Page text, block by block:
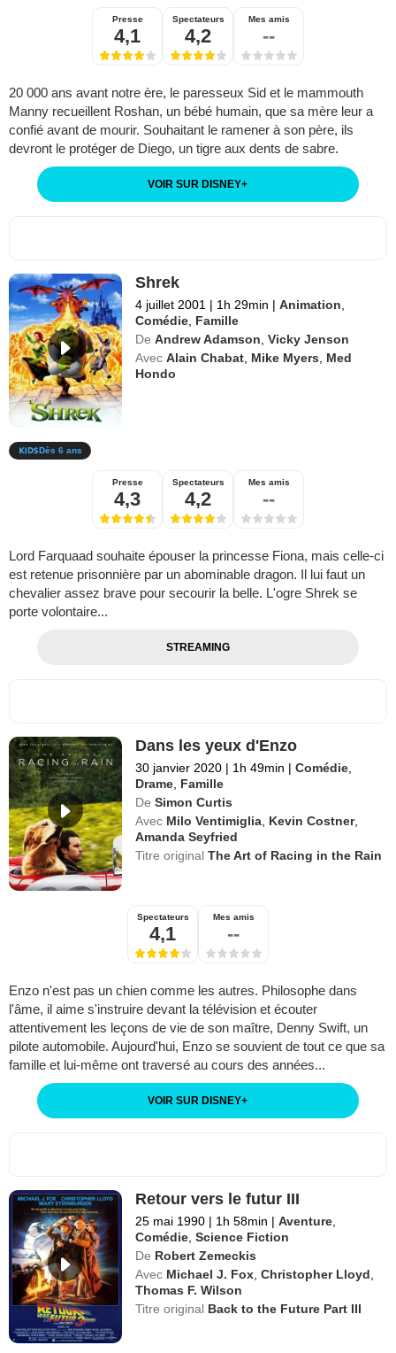
Presse
4,1
Spectateurs
4,2
Mes amis
--
20 000 ans avant notre ère, le paresseux Sid et le mammouth
Manny recueillent Roshan, un bébé humain, que sa mère leur a
confié avant de mourir. Souhaitant le ramener à son père, ils
devront le protéger de Diego, un tigre aux dents de sabre.
VOIR SUR DISNEY+
Shrek
4 juillet 2001 | 1h 29min | Animation
Comédie Famille
De Andrew Adamson ,Vicky Jenson
Avec Alain Chabat Mike Myers
Med
Hondo
Dès 6 ans
Presse
4,3
Spectateurs
4,2
Mes amis
--
Lord Farquaad souhaite épouser la princesse Fiona, mais celle-ci
est retenue prisonnière par un abominable dragon. Il lui faut un
chevalier assez brave pour secourir la belle. L'ogre Shrek se
porte volontaire...
STREAMING
Dans les yeux d'Enzo
30 janvier 2020 | 1h 49min | Comédie
Drame Famille
De Simon Curtis
Avec Milo Ventimiglia Kevin Costner,
Amanda Seyfried
Titre originalThe Art of Racing in the Rain
Spectateurs
4,1
Mes amis
--
Enzo n'est pas un chien comme les autres. Philosophe dans
l'âme, il aime s'instruire devant la télévision et écouter
attentivement les leçons de vie de son maître, Denny Swift, un
pilote automobile. Aujourd'hui, Enzo se souvient de tout ce que sa
famille et lui-même ont traversé au cours des années...
VOIR SUR DISNEY+
Retour vers le futur III
25 mai 1990 | 1h 58min | Aventure
Comédie ,Science Fiction
De Robert Zemeckis
Avec Michael J. Fox ,Christopher Lloyd
Thomas F. Wilson
Titre original Back to the Future Part III